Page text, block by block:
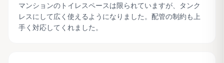
マンションのトイレスペースは限られていますが、タンク
レスにして広く使えるようになりました。配管の制約も上
手く対応してくれました。